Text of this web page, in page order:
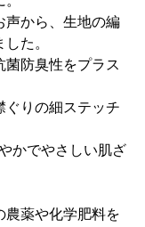
声から、生地の編
た。
菌防臭性をプラス
ぐりの細ステッチ
かでやさしい肌ざ
薬や化学肥料を